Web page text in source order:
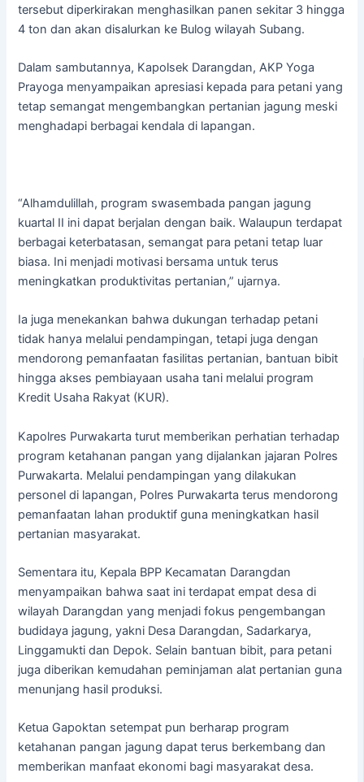
tersebut diperkirakan menghasilkan panen sekitar 3 hingga
4 ton dan akan disalurkan ke Bulog wilayah Subang.
Dalam sambutannya, Kapolsek Darangdan, AKP Yoga
Prayoga menyampaikan apresiasi kepada para petani yang
tetap semangat mengembangkan pertanian jagung meski
menghadapi berbagai kendala di lapangan.
“Alhamdulillah, program swasembada pangan jagung
kuartal II ini dapat berjalan dengan baik. Walaupun terdapat
berbagai keterbatasan, semangat para petani tetap luar
biasa. Ini menjadi motivasi bersama untuk terus
meningkatkan produktivitas pertanian,” ujarnya.
Ia juga menekankan bahwa dukungan terhadap petani
tidak hanya melalui pendampingan, tetapi juga dengan
mendorong pemanfaatan fasilitas pertanian, bantuan bibit
hingga akses pembiayaan usaha tani melalui program
Kredit Usaha Rakyat (KUR).
Kapolres Purwakarta turut memberikan perhatian terhadap
program ketahanan pangan yang dijalankan jajaran Polres
Purwakarta. Melalui pendampingan yang dilakukan
personel di lapangan, Polres Purwakarta terus mendorong
pemanfaatan lahan produktif guna meningkatkan hasil
pertanian masyarakat.
Sementara itu, Kepala BPP Kecamatan Darangdan
menyampaikan bahwa saat ini terdapat empat desa di
wilayah Darangdan yang menjadi fokus pengembangan
budidaya jagung, yakni Desa Darangdan, Sadarkarya,
Linggamukti dan Depok. Selain bantuan bibit, para petani
juga diberikan kemudahan peminjaman alat pertanian guna
menunjang hasil produksi.
Ketua Gapoktan setempat pun berharap program
ketahanan pangan jagung dapat terus berkembang dan
memberikan manfaat ekonomi bagi masyarakat desa.